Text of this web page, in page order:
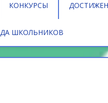
КОНКУРСЫ
ШКОЛЬНИКОВ